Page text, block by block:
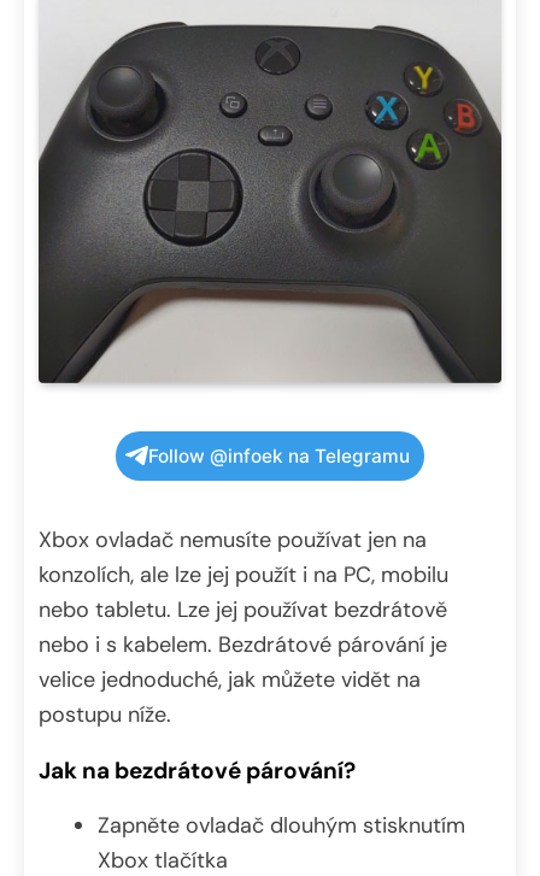
Follow @infoek na Telegramu
Xbox ovladač nemusíte používat jen na
konzolích, ale lze jej použít i na PC, mobilu
nebo tabletu. Lze jej používat bezdrátově
nebo i s kabelem. Bezdrátové párování je
velice jednoduché, jak můžete vidět na
postupu níže.
Jak na bezdrátové párování?
Zapněte ovladač dlouhým stisknutím
Xbox tlačítka